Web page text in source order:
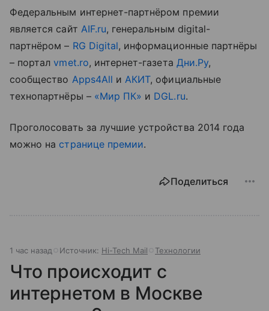
Федеральным интернет-партнёром премии
является сайт AIF.ru, генеральным digital-
партнёром – RG Digital, информационные партнёры
– порталvmet.ro, интернет-газета Дни.Ру,
сообщество Apps4All и АКИТ, официальные
технопартнёры – «Мир ПК» и DGL.ru.
Проголосовать за лучшие устройства 2014 года
можно на странице премии.
Поделиться
1 час назад Источник: Hi-Tech Mail Технологии
Что происходит с
интернетом в Москве